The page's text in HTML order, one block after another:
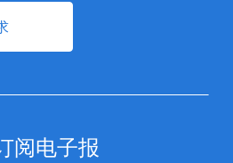
阅电子报